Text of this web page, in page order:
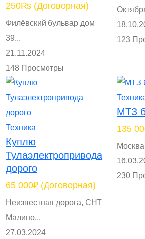
250₨ (Договорная)
Филёвский бульвар дом
39...
21.11.2024
148 Просмотры
123
Техника
Куплю
Тулаэлектропривода
дорого
65 000₽ (Договорная)
Неизвестная дорога, СНТ
Малино...
27.03.2024
МТЗ
135
Москва
230